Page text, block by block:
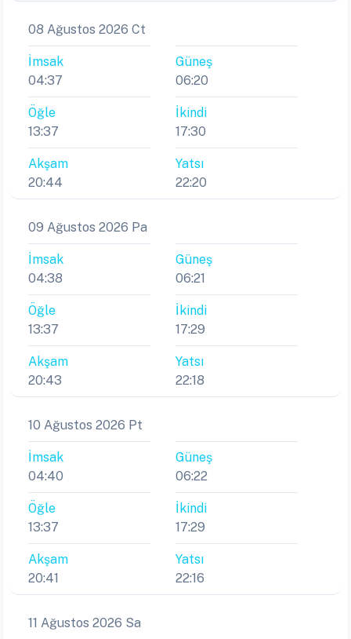
08 Ağustos 2026 Ct
İmsak
04:37
Güneş
06:20
Öğle
13:37
İkindi
17:30
Akşam
20:44
Yatsı
22:20
09 Ağustos 2026 Pa
İmsak
04:38
Güneş
06:21
Öğle
13:37
İkindi
17:29
Akşam
20:43
Yatsı
22:18
10 Ağustos 2026 Pt
İmsak
04:40
Güneş
06:22
Öğle
13:37
İkindi
17:29
Akşam
20:41
Yatsı
22:16
11 Ağustos 2026 Sa